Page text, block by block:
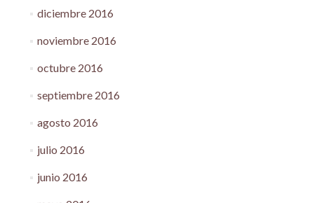
diciembre 2016
noviembre 2016
octubre 2016
septiembre 2016
agosto 2016
julio 2016
junio 2016